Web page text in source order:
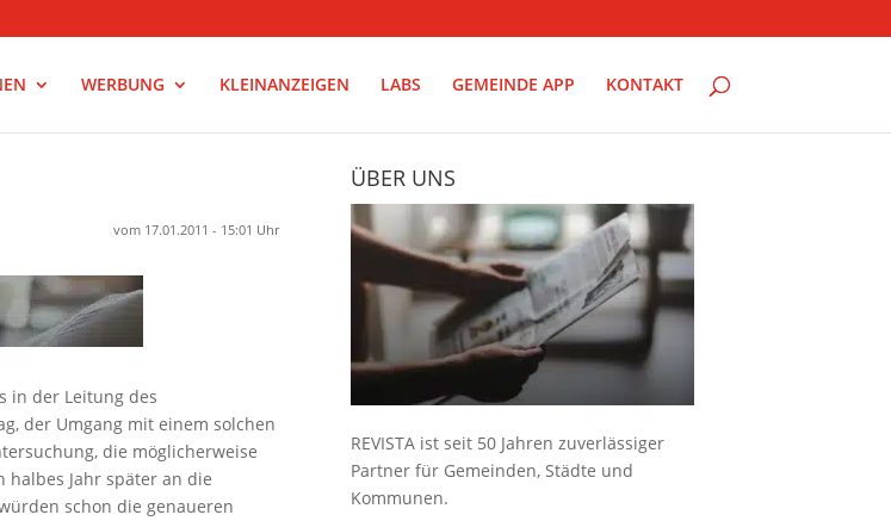
WERBUNG KLEINANZEIGEN LABS GEMEINDE APP KONTAKT
vom 17.01.2011 - 15:01 Uhr
in der Leitung des
der Umgang mit einem solchen
die möglicherweise
Jahr später an die
schon die genaueren
ÜBER UNS
REVISTA ist seit 50 Jahren zuverlässiger
Partner für Gemeinden, Städte und
Kommunen.